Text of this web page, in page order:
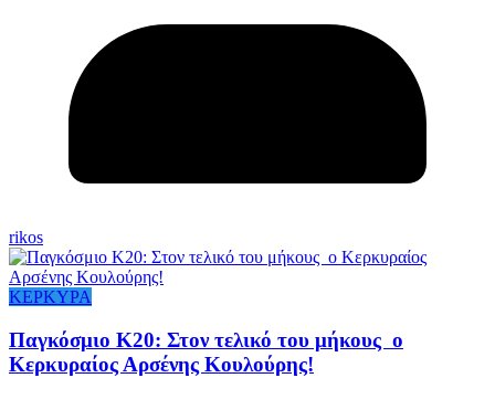
rikos
ΚΕΡΚΥΡΑ
Παγκόσμιο Κ20: Στον τελικό του μήκους ο
Κερκυραίος Αρσένης Κουλούρης!